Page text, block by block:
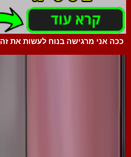
ככה אני מרגישה בנוח לעשות את זה